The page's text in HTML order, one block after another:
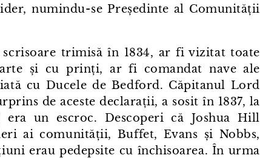
numindu⁠-⁠se Președinte al Comunității
trimisă în 1834, ar fi vizitat toate
și cu prinți, ar fi comandat nave ale
cu Ducele de Bedford. Căpitanul Lord
de aceste declarații, a sosit în 1837, la
un escroc. Descoperi că Joshua Hill
ai comunității, Buffet, Evans și Nobbs,
erau pedepsite cu închisoarea. În urma